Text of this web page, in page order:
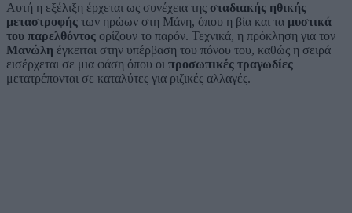
Αυτή η εξέλιξη έρχεται ως συνέχεια της σταδιακής ηθικής
μεταστροφής των ηρώων στη Μάνη, όπου η βία και τα μυστικά
του παρελθόντος ορίζουν το παρόν. Τεχνικά, η πρόκληση για τον
Μανώλη έγκειται στην υπέρβαση του πόνου του, καθώς η σειρά
εισέρχεται σε μια φάση όπου οι προσωπικές τραγωδίες
μετατρέπονται σε καταλύτες για ριζικές αλλαγές.